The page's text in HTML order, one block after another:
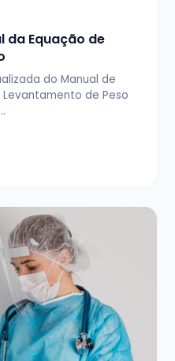
da Equação de
do Manual de
de Peso